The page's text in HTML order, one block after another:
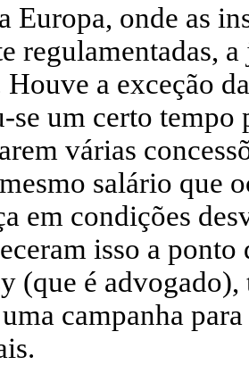
Europa, onde as
regulamentadas,
a exceção
se um certo tempo
várias
salário que
em condições
isso a
(que é
campanha